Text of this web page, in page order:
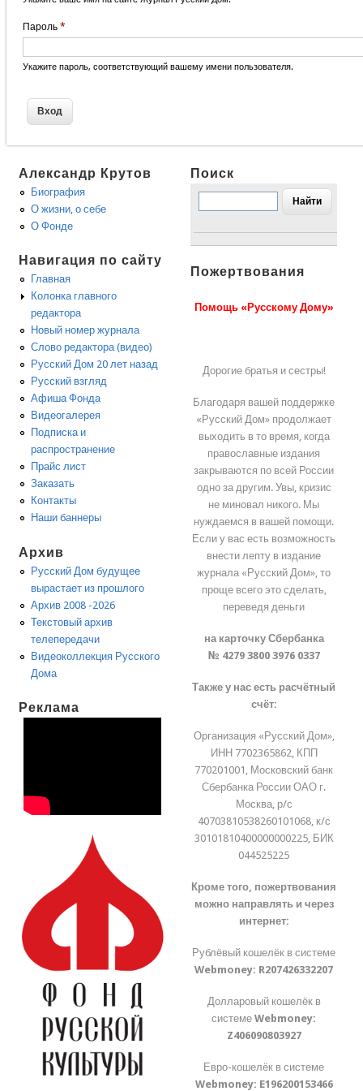
Пароль *
Укажите пароль, соответствующий вашему имени пользователя.
Александр Крутов
Биография
О жизни, о себе
О Фонде
Навигация по сайту
Главная
Колонка главного
редактора
Новый номер журнала
Слово редактора (видео)
Русский Дом 20 лет назад
Русский взгляд
Афиша Фонда
Видеогалерея
Подписка и
распространение
Прайс лист
Заказать
Контакты
Наши баннеры
Архив
Русский Дом будущее
вырастает из прошлого
Архив 2008 -2026
Текстовый архив
телепередачи
Видеоколлекция Русского
Дома
Реклама
Поиск
Пожертвования
Помощь «Русскому Дому»
Дорогие братья и сестры!
Благодаря вашей поддержке
«Русский Дом» продолжает
выходить в то время, когда
православные издания
закрываются по всей России
одно за другим. Увы, кризис
не миновал никого. Мы
нуждаемся в вашей помощи.
Если у вас есть возможность
внести лепту в издание
журнала «Русский Дом», то
проще всего это сделать,
переведя деньги
на карточку Сбербанка
№ 4279 3800 3976 0337
Также у нас есть расчётный
счёт:
Организация «Русский Дом»,
ИНН 7702365862, КПП
770201001, Московский банк
Сбербанка России ОАО г.
Москва, р/с
40703810538260101068, к/с
30101810400000000225, БИК
044525225
Кроме того, пожертвования
можно направлять и через
интернет:
Рублёвый кошелёк в системе
Webmoney: R207426332207
Долларовый кошелёк в
системеWebmoney:
Z406090803927
Евро-кошелёк в системе
Webmoney: E196200153466